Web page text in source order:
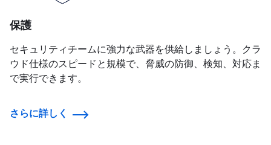
保護
セキュリティチームに強力な武器を供給しましょう。クラ
ウド仕様のスピードと規模で、脅威の防御、検知、対応ま
で実行できます。
さらに詳しく